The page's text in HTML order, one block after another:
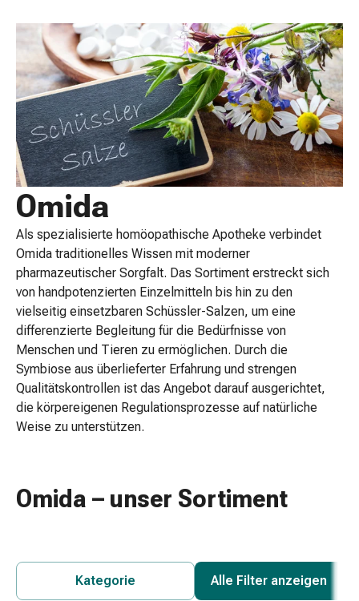
Verbandsmaterial
Verbrennung
&
Sonnenbrand
Wechsel-
Sets
Wundauflage
Wundsalbe
&
-
desinfektion
Sprühpflaster
Wundverschlussstreifen
&
-
kleber
Zugsalbe
Tupfer
Augen
&
Ohren
Augenentzündung
Omida
Als spezialisierte homöopathische Apotheke verbindet
Omida traditionelles Wissen mit moderner
pharmazeutischer Sorgfalt. Das Sortiment erstreckt sich
von handpotenzierten Einzelmitteln bis hin zu den
vielseitig einsetzbaren Schüssler-Salzen, um eine
differenzierte Begleitung für die Bedürfnisse von
Menschen und Tieren zu ermöglichen. Durch die
Symbiose aus überlieferter Erfahrung und strengen
Qualitätskontrollen ist das Angebot darauf ausgerichtet,
die körpereigenen Regulationsprozesse auf natürliche
Weise zu unterstützen.
Omida – unser Sortiment
Kategorie
Alle Filter anzeigen